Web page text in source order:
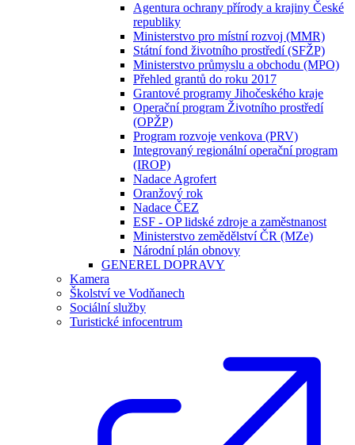
Agentura ochrany přírody a krajiny České
republiky
Ministerstvo pro místní rozvoj (MMR)
Státní fond životního prostředí (SFŽP)
Ministerstvo průmyslu a obchodu (MPO)
Přehled grantů do roku 2017
Grantové programy Jihočeského kraje
Operační program Životního prostředí
(OPŽP)
Program rozvoje venkova (PRV)
Integrovaný regionální operační program
(IROP)
Nadace Agrofert
Oranžový rok
Nadace ČEZ
ESF - OP lidské zdroje a zaměstnanost
Ministerstvo zemědělství ČR (MZe)
Národní plán obnovy
GENEREL DOPRAVY
Kamera
Školství ve Vodňanech
Sociální služby
Turistické infocentrum